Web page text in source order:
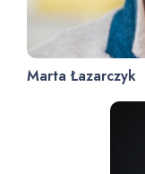
Marta Łazarczyk